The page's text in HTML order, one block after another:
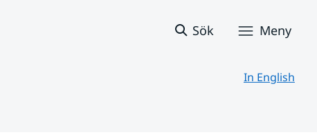
Sök Meny
In English